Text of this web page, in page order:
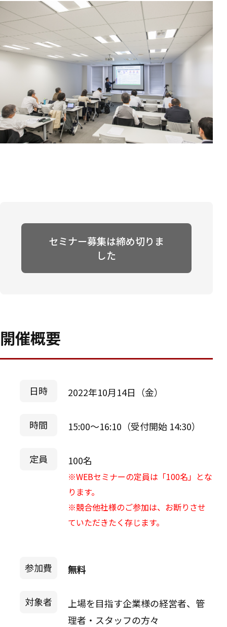
セミナー募集は締め切りま
した
開催概要
日時 2022年10月14日（金）
時間 15:00～16:10（受付開始 14:30）
定員 100名
※WEBセミナーの定員は「100名」とな
ります。
※競合他社様のご参加は、お断りさせ
ていただきたく存じます。
参加費 無料
対象者
上場を目指す企業様の経営者、管
理者・スタッフの方々